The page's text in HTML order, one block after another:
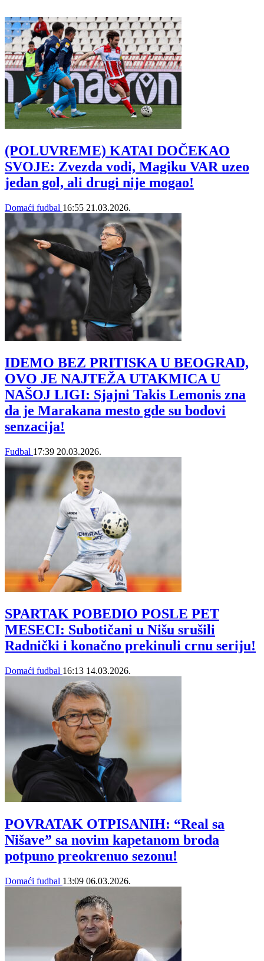
(POLUVREME) KATAI DOČEKAO
SVOJE: Zvezda vodi, Magiku VAR uzeo
jedan gol, ali drugi nije mogao!
Domaći fudbal 16:55 21.03.2026.
IDEMO BEZ PRITISKA U BEOGRAD,
OVO JE NAJTEŽA UTAKMICA U
NAŠOJ LIGI: Sjajni Takis Lemonis zna
da je Marakana mesto gde su bodovi
senzacija!
Fudbal 17:39 20.03.2026.
SPARTAK POBEDIO POSLE PET
MESECI: Subotičani u Nišu srušili
Radnički i konačno prekinuli crnu seriju!
Domaći fudbal 16:13 14.03.2026.
POVRATAK OTPISANIH: “Real sa
Nišave” sa novim kapetanom broda
potpuno preokrenuo sezonu!
Domaći fudbal 13:09 06.03.2026.